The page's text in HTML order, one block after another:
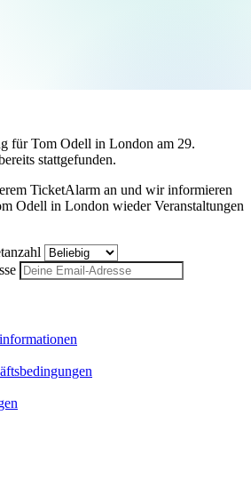
fürTom Odell in London am 29.
stattgefunden.
TicketAlarm an und wir informieren
Odell in London wieder Veranstaltungen